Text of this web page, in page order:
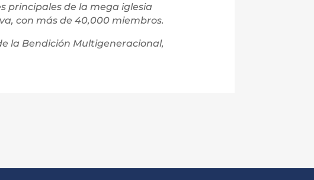
principales de la mega iglesia
con más de 40,000 miembros.
la Bendición Multigeneracional,